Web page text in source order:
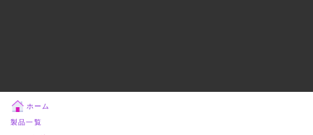
ホーム
製品一覧